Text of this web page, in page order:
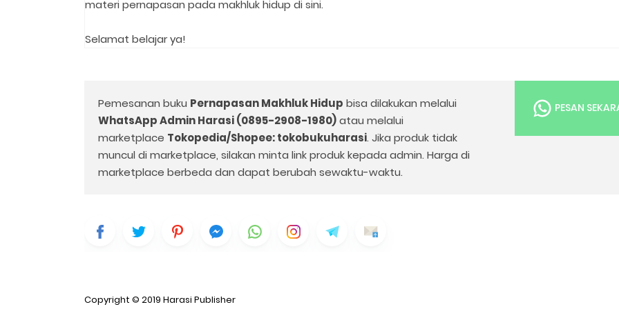
materi pernapasan pada makhluk hidup di sini.⁣
Selamat belajar ya! ⁣
Pemesanan buku Pernapasan Makhluk Hidup⁣ bisa dilakukan melalui
WhatsApp Admin Harasi (0895-2908-1980)atau melalui
marketplace Tokopedia/Shopee: tokobukuharasi. Jika produk tidak
muncul di marketplace, silakan minta link produk kepada admin. Harga di
marketplace berbeda dan dapat berubah sewaktu-waktu.
PESAN
Copyright © 2019 Harasi Publisher